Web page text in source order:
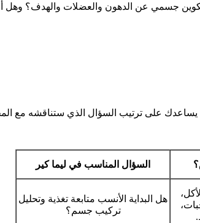
جسمي عن الدهون والعضلات والهدف؟ وهل
يساعدك على ترتيب السؤال الذي ستناقشه مع
السؤال المناسب في ليما كير
هل البداية الأنسب متابعة تغذية وتحليل
تركيب جسم؟